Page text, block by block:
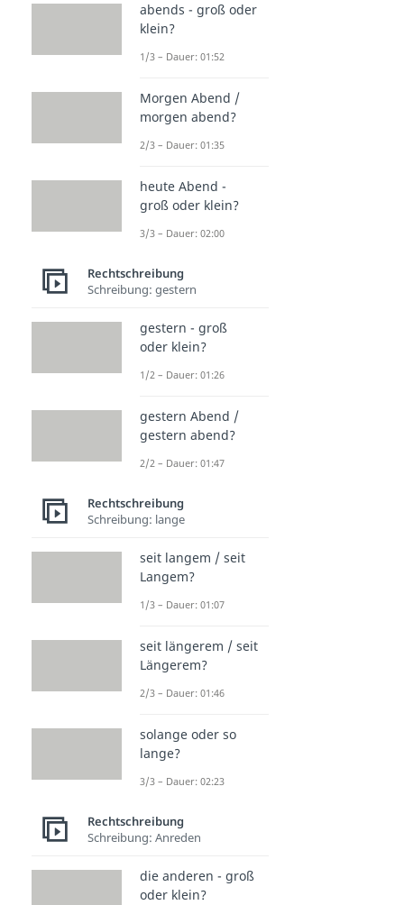
abends - groß oder
klein?
1/3 – Dauer: 01:52
Morgen Abend /
morgen abend?
2/3 – Dauer: 01:35
heute Abend -
groß oder klein?
3/3 – Dauer: 02:00
Rechtschreibung
Schreibung: gestern
gestern - groß
oder klein?
1/2 – Dauer: 01:26
gestern Abend /
gestern abend?
2/2 – Dauer: 01:47
Rechtschreibung
Schreibung: lange
seit langem / seit
Langem?
1/3 – Dauer: 01:07
seit längerem / seit
Längerem?
2/3 – Dauer: 01:46
solange oder so
lange?
3/3 – Dauer: 02:23
Rechtschreibung
Schreibung: Anreden
die anderen - groß
oder klein?